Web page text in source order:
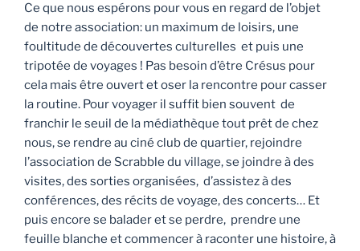
Ce que nous espérons pour vous en regard de l’objet
de notre association: un maximum de loisirs, une
foultitude de découvertes culturelles et puis une
tripotée de voyages ! Pas besoin d’être Crésus pour
cela mais être ouvert et oser la rencontre pour casser
la routine. Pour voyager il suffit bien souvent de
franchir le seuil de la médiathèque tout prêt de chez
nous, se rendre au ciné club de quartier, rejoindre
l’association de Scrabble du village, se joindre à des
visites, des sorties organisées, d’assistez à des
conférences, des récits de voyage, des concerts… Et
puis encore se balader et se perdre, prendre une
feuille blanche et commencer à raconter une histoire, à